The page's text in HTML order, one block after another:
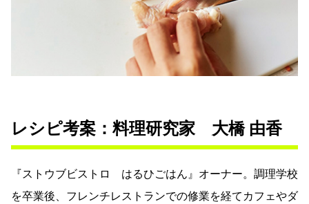
レシピ考案：料理研究家 大橋 由香
『ストウブビストロ はるひごはん』オーナー。調理学校
を卒業後、フレンチレストランでの修業を経てカフェやダ